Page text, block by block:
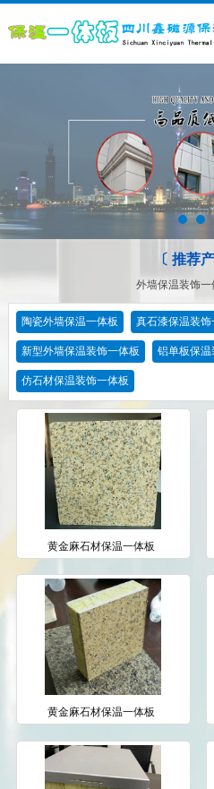
〔 推荐
外墙保温装饰
陶瓷外墙保温一体板 真石漆保温装饰
新型外墙保温装饰一体板 铝单板保温
仿石材保温装饰一体板
黄金麻石材保温一体板
黄金麻石材保温一体板